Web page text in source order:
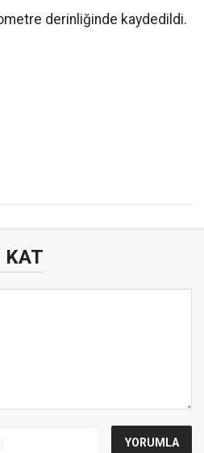
derinliğinde kaydedildi.
KAT